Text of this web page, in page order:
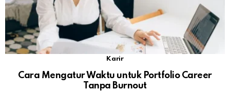
Karir
Cara Mengatur Waktu untuk Portfolio Career
Tanpa Burnout